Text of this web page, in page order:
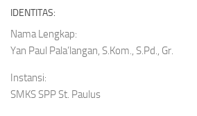
IDENTITAS:
Nama Lengkap:
Yan Paul Pala’langan, S.Kom., S.Pd., Gr.
Instansi:
SMKS SPP St. Paulus